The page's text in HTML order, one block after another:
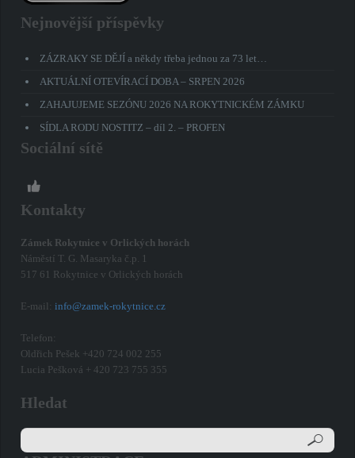
Nejnovější příspěvky
ZÁZRAKY SE DĚJÍ a někdy třeba jednou za 73 let…
AKTUÁLNÍ OTEVÍRACÍ DOBA – SRPEN 2026
ZAHAJUJEME SEZÓNU 2026 NA ROKYTNICKÉM ZÁMKU
SÍDLA RODU NOSTITZ – díl 2. – PROFEN
Sociální sítě
Kontakty
Zámek Rokytnice v Orlických horách
Náměstí T. G. Masaryka č.p. 1
517 61 Rokytnice v Orlických horách
E-mail:info@zamek-rokytnice.cz
Telefon:
Oldřich Pešek +420 724 002 255
Lucia Pešková + 420 723 755 355
Hledat